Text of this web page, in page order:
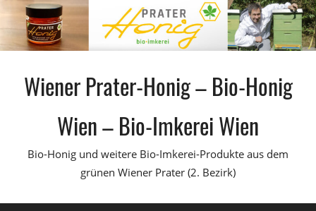
Inhalt
springen
Wiener Prater-Honig – Bio-Honig
Wien – Bio-Imkerei Wien
Bio-Honig und weitere Bio-Imkerei-Produkte aus dem
grünen Wiener Prater (2. Bezirk)